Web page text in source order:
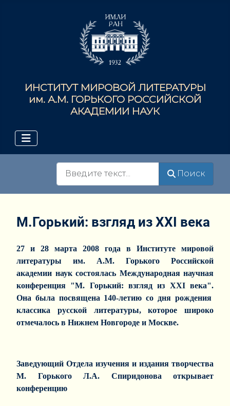
ИНСТИТУТ МИРОВОЙ ЛИТЕРАТУРЫ
им. А.М. ГОРЬКОГО РОССИЙСКОЙ
АКАДЕМИИ НАУК
Поиск
М.Горький: взгляд из XXI века
27 и 28 марта 2008 года в Институте мировой
литературы им. А.М. Горького Российской
академии наук состоялась Международная научная
конференция "М. Горький: взгляд из ХХI века".
Она была посвящена 140-летию со дня рождения
классика русской литературы, которое широко
отмечалось в Нижнем Новгороде и Москве.
Заведующий Отдела изучения и издания творчества
М. Горького Л.А. Спиридонова открывает
конференцию